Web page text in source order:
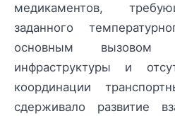
медикаментов,
заданного
основным вызовом
инфраструктуры и
координации
сдерживало развитие